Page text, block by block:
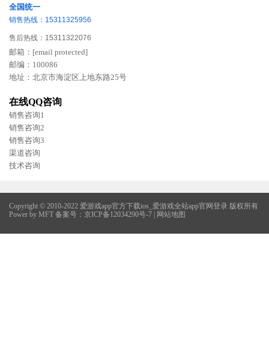
全国统一
销售热线：15311325956
售后热线：15311322076
邮箱： [email protected]
邮编：100086
地址：北京市海淀区上地东路25号
在线QQ咨询
销售咨询1
销售咨询2
销售咨询3
渠道咨询
技术咨询
Copyright © 2010-2022 爱游戏app官方下载ios_爱游戏全站app官网登录 版权所有
Power by MFT 备案号： 京ICP备12034290号-7 网站地图